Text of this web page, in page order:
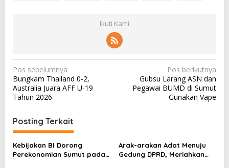
Ikuti Kami
N
a
v
g
a
s
Pos sebelumnya
Bungkam Thailand 0-2,
Australia Juara AFF U-19
Tahun 2026
Pos berikutnya
Gubsu Larang ASN dan
Pegawai BUMD di Sumut
Gunakan Vape
Posting Terkait
Kebijakan BI Dorong
Perekonomian Sumut pada
Arak-arakan Adat Menuju
Gedung DPRD, Meriahkan